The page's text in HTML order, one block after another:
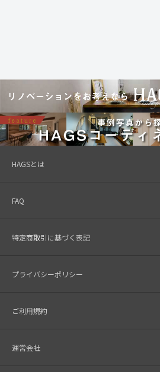
HAGSとは
FAQ
特定商取引に基づく表記
プライバシーポリシー
ご利用規約
運営会社